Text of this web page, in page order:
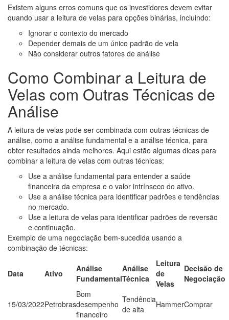
Existem alguns erros comuns que os investidores devem evitar
quando usar a leitura de velas para opções binárias, incluindo:
Ignorar o contexto do mercado
Depender demais de um único padrão de vela
Não considerar outros fatores de análise
Como Combinar a Leitura de
Velas com Outras Técnicas de
Análise
A leitura de velas pode ser combinada com outras técnicas de
análise, como a análise fundamental e a análise técnica, para
obter resultados ainda melhores. Aqui estão algumas dicas para
combinar a leitura de velas com outras técnicas:
Use a análise fundamental para entender a saúde
financeira da empresa e o valor intrínseco do ativo.
Use a análise técnica para identificar padrões e tendências
no mercado.
Use a leitura de velas para identificar padrões de reversão
e continuação.
Exemplo de uma negociação bem-sucedida usando a
combinação de técnicas:
Data Ativo
Análise
Fundamental
Análise
Técnica
Leitura
de
Velas
Decisão de
Negociação
15/03/2022Petrobras
Bom
desempenho
financeiro
Tendência
de alta
HammerComprar